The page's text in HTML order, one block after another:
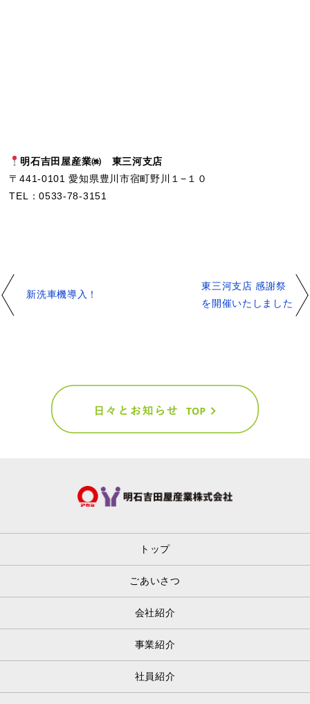
明石吉田屋産業㈱ 東三河支店
〒441-0101 愛知県豊川市宿町野川１−１０
TEL：0533-78-3151
新洗車機導入！
東三河支店 感謝祭
を開催いたしました
トップ
ごあいさつ
会社紹介
事業紹介
社員紹介